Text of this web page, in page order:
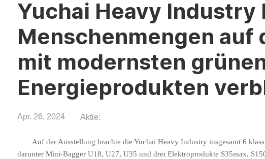
Yuchai Heavy Industry
Menschenmengen auf
mit modernsten
Energieprodukten
Apr. 26, 2024 Aktie:
Auf der Ausstellung brachte die Yuchai Heavy Industry insgesamt 6
darunter Mini-Bagger U18, U27, U35 und drei Elektroprodukte S35max,